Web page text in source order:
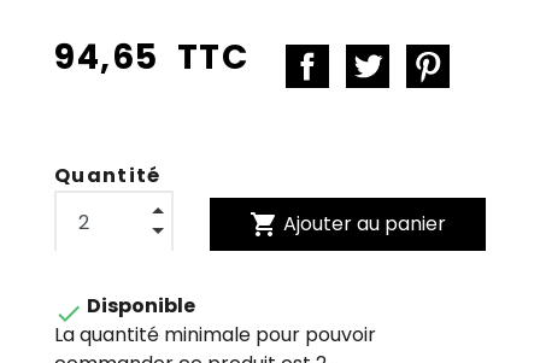
94,65 TTC
Quantité
shopping_cart Ajouter au panier
 Disponible
La quantité minimale pour pouvoir